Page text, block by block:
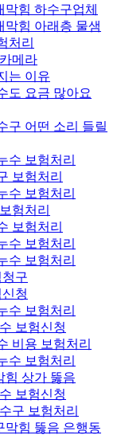
힘 하수구업체
막힘 아래층 물샘
처리
메라
는 이유
도 요금 많아요
구 어떤 소리 들릴
수 보험처리
보험처리
수 보험처리
험처리
보험처리
수 보험처리
수 보험처리
구
청
수 보험처리
보험신청
비용 보험처리
수 보험처리
힘 상가 뚫음
보험신청
구 보험처리
막힘 뚫음 은행동